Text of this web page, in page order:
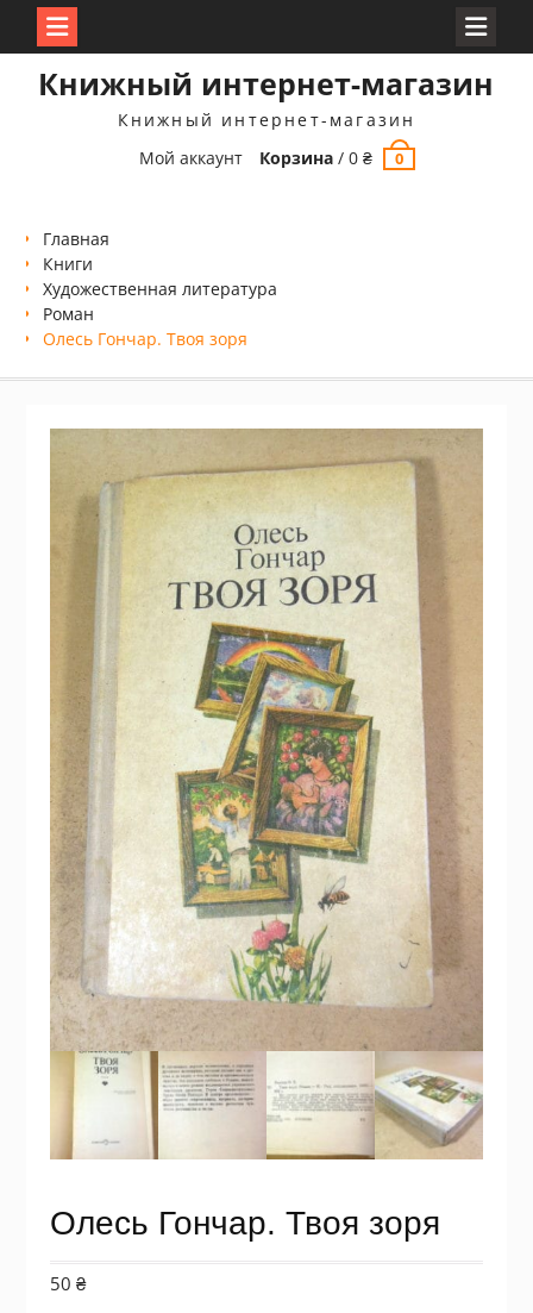
Книжный интернет-магазин
Книжный интернет-магазин
Мой аккаунт
Корзина /0₴ 0
Главная
Книги
Xудожественная литература
Роман
Олесь Гончар. Твоя зоря
Олесь Гончар. Твоя зоря
50 ₴